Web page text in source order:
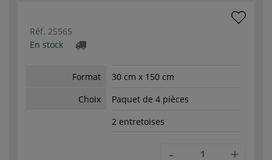
Réf. 25565
En stock
Format
30 cm x 150 cm
Choix
Paquet de 4 pièces
2 entretoises
- +